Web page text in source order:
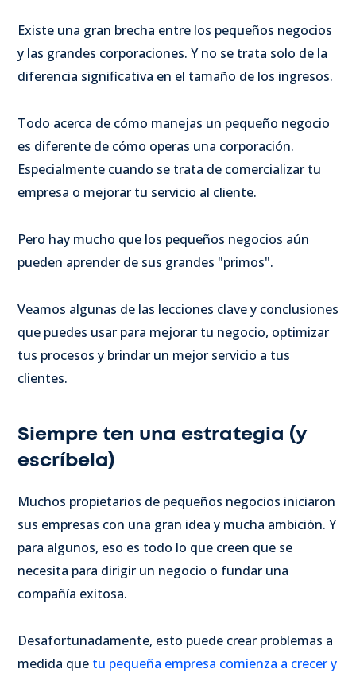
Existe una gran brecha entre los pequeños negocios
y las grandes corporaciones. Y no se trata solo de la
diferencia significativa en el tamaño de los ingresos.
Todo acerca de cómo manejas un pequeño negocio
es diferente de cómo operas una corporación.
Especialmente cuando se trata de comercializar tu
empresa o mejorar tu servicio al cliente.
Pero hay mucho que los pequeños negocios aún
pueden aprender de sus grandes "primos".
Veamos algunas de las lecciones clave y conclusiones
que puedes usar para mejorar tu negocio, optimizar
tus procesos y brindar un mejor servicio a tus
clientes.
Siempre ten una estrategia (y
escríbela)
Muchos propietarios de pequeños negocios iniciaron
sus empresas con una gran idea y mucha ambición. Y
para algunos, eso es todo lo que creen que se
necesita para dirigir un negocio o fundar una
compañía exitosa.
Desafortunadamente, esto puede crear problemas a
medida que tu pequeña empresa comienza a crecer y